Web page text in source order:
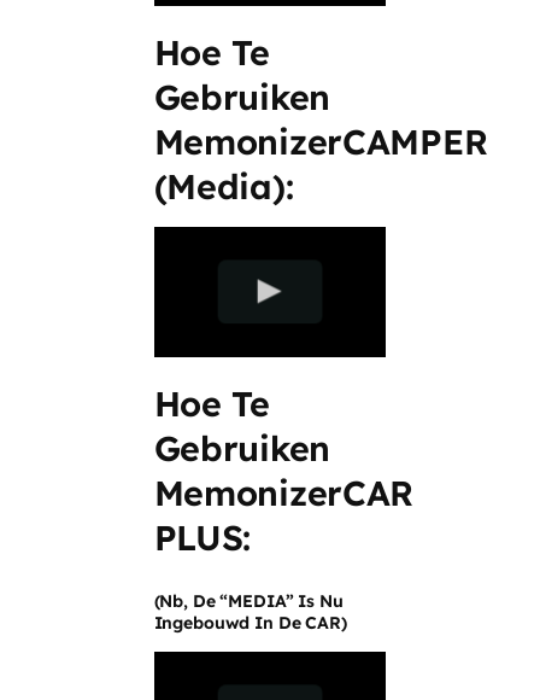
Hoe Te
Gebruiken
MemonizerCAMPER
(media):
Hoe Te
Gebruiken
MemonizerCAR
PLUS:
(nb, De “MEDIA” Is Nu
Ingebouwd In De CAR)